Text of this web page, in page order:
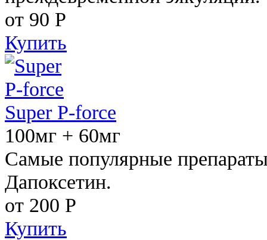
от 90 Р
Купить
Super P-force
100мг + 60мг
Самые популярные
Дапоксетин.
от 200 Р
Купить